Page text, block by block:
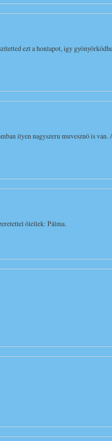
ezt a honlapot, igy
ilyen nagyszeru muvesznö is van.
ölellek: Pálma.